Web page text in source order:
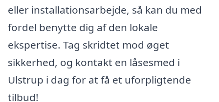
eller installationsarbejde, så kan du med
fordel benytte dig af den lokale
ekspertise. Tag skridtet mod øget
sikkerhed, og kontakt en låsesmed i
Ulstrup i dag for at få et uforpligtende
tilbud!